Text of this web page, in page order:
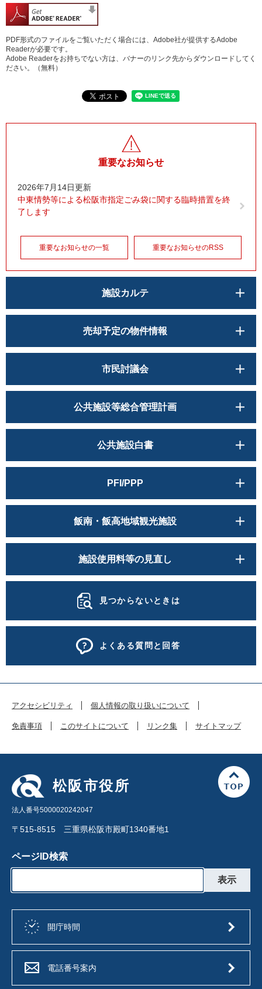
PDF形式のファイルをご覧いただく場合には、Adobe社が提供するAdobe
Readerが必要です。
Adobe Readerをお持ちでない方は、バナーのリンク先からダウンロードしてく
ださい。（無料）
重要なお知らせ
2026年7月14日更新
中東情勢等による松阪市指定ごみ袋に関する臨時措置を終
了します
重要なお知らせの一覧 重要なお知らせのRSS
施設カルテ
売却予定の物件情報
市民討議会
公共施設等総合管理計画
公共施設白書
PFI/PPP
飯南・飯高地域観光施設
施設使用料等の見直し
見つからないときは
よくある質問と回答
アクセシビリティ 個人情報の取り扱いについて
免責事項 このサイトについて リンク集 サイトマップ
松阪市役所
法人番号5000020242047
〒515-8515 三重県松阪市殿町1340番地1
ページID検索
開庁時間
電話番号案内